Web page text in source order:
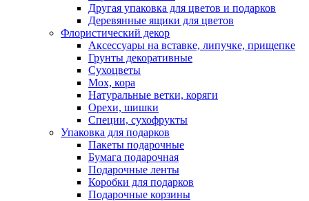
Другая упаковка для цветов и подарков
Деревянные ящики для цветов
Флористический декор
Аксессуары на вставке, липучке, прищепке
Грунты декоративные
Сухоцветы
Мох, кора
Натуральные ветки, коряги
Орехи, шишки
Специи, сухофрукты
Упаковка для подарков
Пакеты подарочные
Бумага подарочная
Подарочные ленты
Коробки для подарков
Подарочные корзины